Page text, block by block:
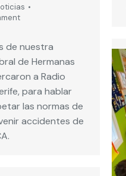
de nuestra
de Hermanas
a Radio
para hablar
las normas de
accidentes de